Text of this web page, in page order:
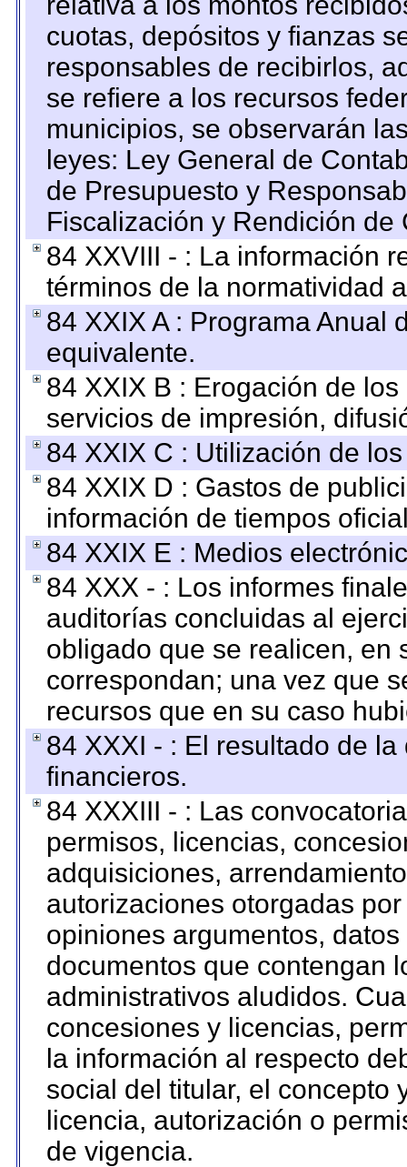
cuotas, depósitos y fianzas
responsables de recibirlos,
se refiere a los recursos
municipios, se observarán
leyes: Ley General de
de Presupuesto y
Fiscalización y Rendición
84 XXVIII - : La información
términos de la normatividad
84 XXIX A : Programa Anual
equivalente.
84 XXIX B : Erogación de
servicios de impresión,
84 XXIX C : Utilización de
84 XXIX D : Gastos de
información de tiempos
84 XXIX E : Medios
84 XXX - : Los informes
auditorías concluidas al
obligado que se realicen, en
correspondan; una vez que
recursos que en su caso
84 XXXI - : El resultado de
financieros.
84 XXXIII - : Las
permisos, licencias,
adquisiciones,
autorizaciones otorgadas
opiniones argumentos,
documentos que contengan
administrativos aludidos.
concesiones y licencias,
la información al respecto
social del titular, el concepto
licencia, autorización o
de vigencia.